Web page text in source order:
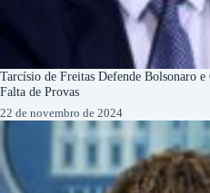
Tarcísio de Freitas Defende Bolsonaro
Falta de Provas
22 de novembro de 2024